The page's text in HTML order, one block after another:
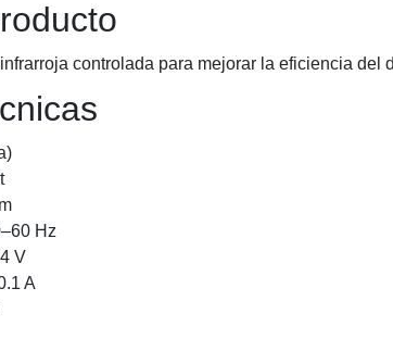
controlada para mejorar la eficiencia del
Hz
V
A